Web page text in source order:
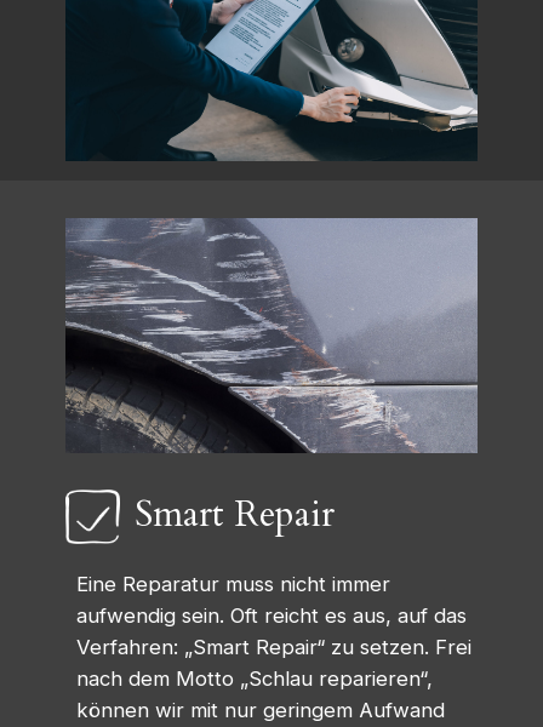
Smart Repair
Eine Reparatur muss nicht immer
aufwendig sein. Oft reicht es aus, auf das
Verfahren: „Smart Repair“ zu setzen. Frei
nach dem Motto „Schlau reparieren“,
können wir mit nur geringem Aufwand